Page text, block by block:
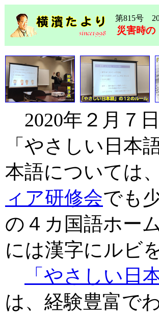
第815号
災害時の
2020年２月７
「やさしい日本
本語については、
ィア研修会でも
の４カ国語ホー
には漢字にルビ
「やさしい日
は、経験豊富で